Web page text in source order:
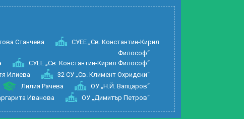
Станчева
СУЕЕ „Св. Константин-Кирил
Философ“
СУЕЕ „Св. Константин-Кирил Философ“
Илиева
32 СУ „Св. Климент Охридски“
Лилия Рачева
ОУ „Н.Й. Вапцаров“
Иванова ОУ „Димитър Петров“